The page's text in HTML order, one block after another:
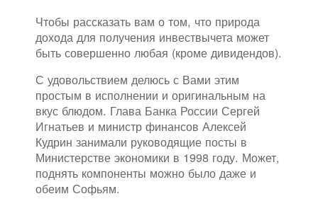
Чтобы рассказать вам о том, что природа
дохода для получения инвествычета может
быть совершенно любая (кроме дивидендов).
С удовольствием делюсь с Вами этим
простым в исполнении и оригинальным на
вкус блюдом. Глава Банка России Сергей
Игнатьев и министр финансов Алексей
Кудрин занимали руководящие посты в
Министерстве экономики в 1998 году. Может,
поднять компоненты можно было даже и
обеим Софьям.